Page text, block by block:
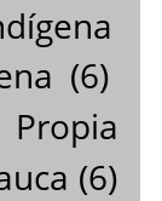
(6)
Propia
(6)